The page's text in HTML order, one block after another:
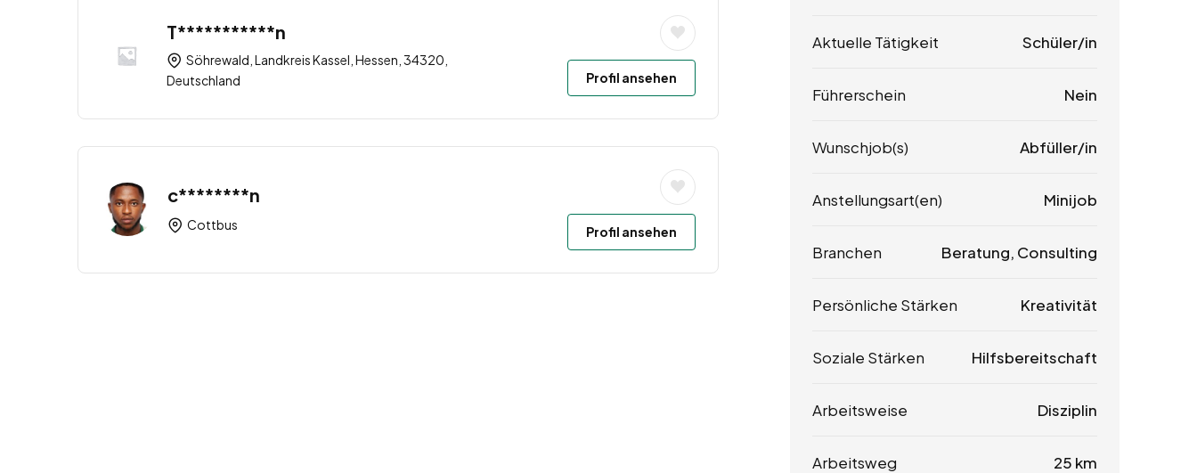
T***********n
Söhrewald, Landkreis Kassel, Hessen, 34320,
Deutschland
Profil ansehen
c********n
Cottbus Profil ansehen
Aktuelle Tätigkeit Schüler/in
Führerschein Nein
Wunschjob(s) Abfüller/in
Anstellungsart(en) Minijob
Branchen Beratung, Consulting
Persönliche Stärken Kreativität
Soziale Stärken Hilfsbereitschaft
Arbeitsweise Disziplin
Arbeitsweg 25 km